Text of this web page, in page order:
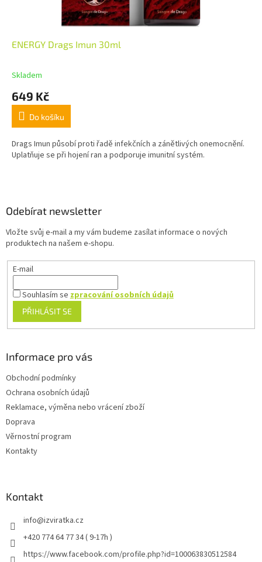
ENERGY Drags Imun 30ml
Skladem
649 Kč
Do košíku
Drags Imun působí proti řadě infekčních a zánětlivých onemocnění.
Uplatňuje se při hojení ran a podporuje imunitní systém.
Odebírat newsletter
Vložte svůj e-mail a my vám budeme zasílat informace o nových
produktech na našem e-shopu.
E-mail
Souhlasím sezpracování osobních údajů
PŘIHLÁSIT SE
Informace pro vás
Obchodní podmínky
Ochrana osobních údajů
Reklamace, výměna nebo vrácení zboží
Doprava
Věrnostní program
Kontakty
Kontakt
info@izviratka.cz
+420 774 64 77 34 ( 9-17h )
https://www.facebook.com/profile.php?id=100063830512584